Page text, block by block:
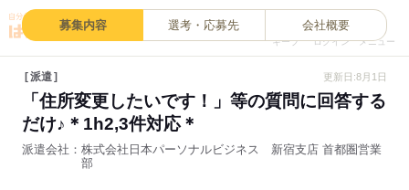
キープ ログイン メニュー
募集内容 選考・応募先 会社概要
派遣 更新日:8月1日
「住所変更したいです！」等の質問に回答する
だけ♪＊1h2,3件対応＊
派遣会社
株式会社日本パーソナルビジネス 新宿支店 首都圏営業
部